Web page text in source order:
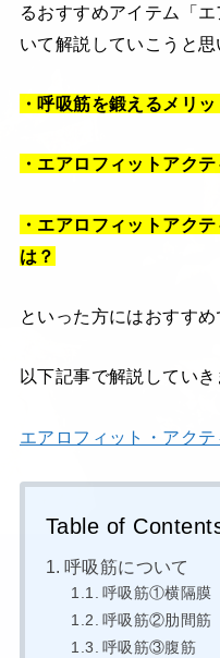
るおすすめアイテム「
いて解説していこうと思
・呼吸筋を鍛えるメリ
・エアロフィットアク
・エアロフィットアク
は？
といった方にはおすす
以下記事で解説していき
エアロフィット・アク
Table of
呼吸筋について
呼吸筋①横隔膜
呼吸筋②肋間筋
呼吸筋③腹筋